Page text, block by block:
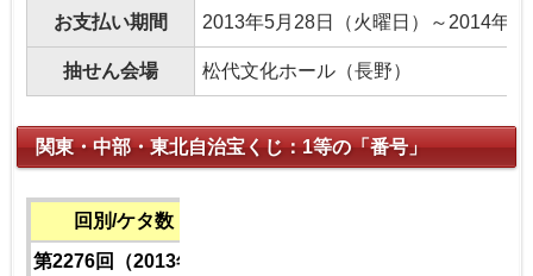
お支払い期間 2013年5月28日（火曜日）～2014年5
抽せん会場 松代文化ホール（長野）
関東・中部・東北自治宝くじ：1等の「番号」
回別/ケタ数
第2276回（2013年）